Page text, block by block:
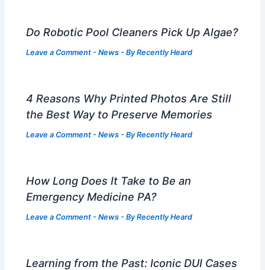
Do Robotic Pool Cleaners Pick Up Algae?
Leave a Comment -News - ByRecently Heard
4 Reasons Why Printed Photos Are Still
the Best Way to Preserve Memories
Leave a Comment -News - ByRecently Heard
How Long Does It Take to Be an
Emergency Medicine PA?
Leave a Comment -News - ByRecently Heard
Learning from the Past: Iconic DUI Cases